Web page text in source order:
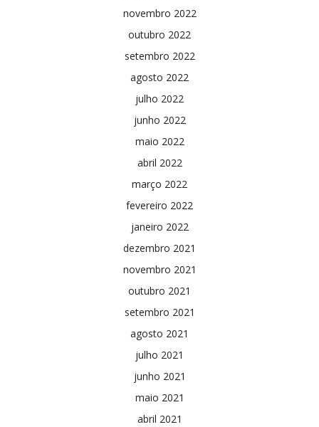
novembro 2022
outubro 2022
setembro 2022
agosto 2022
julho 2022
junho 2022
maio 2022
abril 2022
março 2022
fevereiro 2022
janeiro 2022
dezembro 2021
novembro 2021
outubro 2021
setembro 2021
agosto 2021
julho 2021
junho 2021
maio 2021
abril 2021